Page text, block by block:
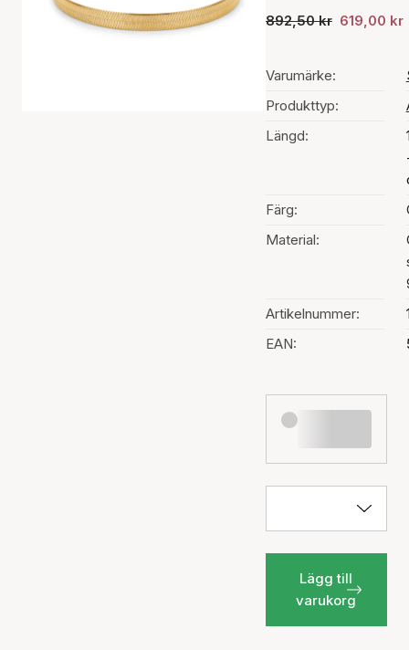
892,50 kr 619,00 kr
Varumärke:
Produkttyp:
Längd:
Färg:
Material:
Artikelnummer:
EAN:
Lägg till
varukorg